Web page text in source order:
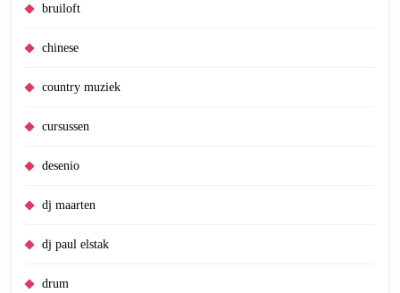
bruiloft
chinese
country muziek
cursussen
desenio
dj maarten
dj paul elstak
drum